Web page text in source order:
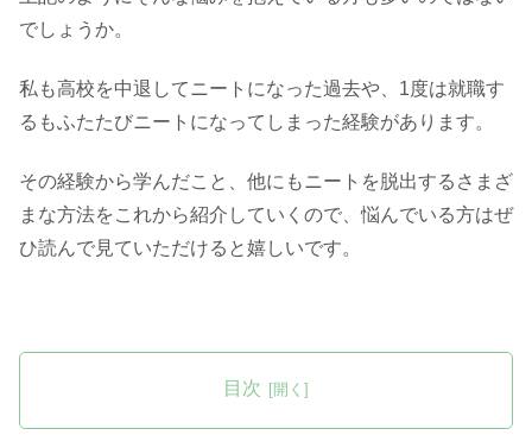
でしょうか。
私も高校を中退してニートになった過去や、1度は就職す
るもふたたびニートになってしまった経験があります。
その経験から学んだこと、他にもニートを脱出するさまざ
まな方法をこれから紹介していくので、悩んでいる方はぜ
ひ読んで見ていただけると嬉しいです。
目次